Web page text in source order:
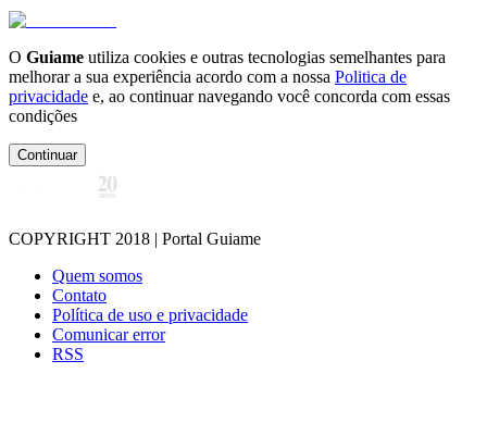
O Guiame utiliza cookies e outras tecnologias semelhantes para
melhorar a sua experiência acordo com a nossa Politica de
privacidade e, ao continuar navegando você concorda com essas
condições
Continuar
COPYRIGHT 2018 | Portal Guiame
Quem somos
Contato
Política de uso e privacidade
Comunicar error
RSS